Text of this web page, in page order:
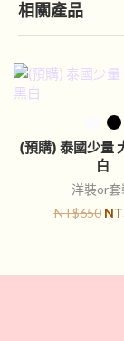
相關產品
選擇規格
(預購) 泰國少量
白
洋裝or套
NT$650